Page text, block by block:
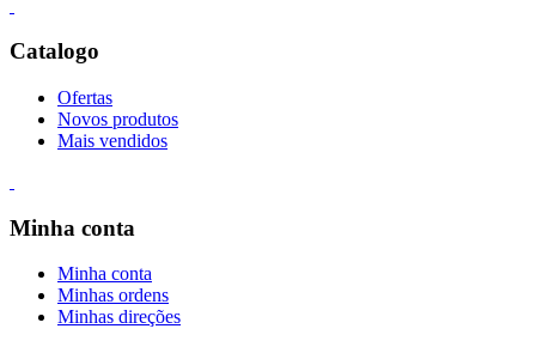
Catalogo
Ofertas
Novos produtos
Mais vendidos
Minha conta
Minha conta
Minhas ordens
Minhas direções